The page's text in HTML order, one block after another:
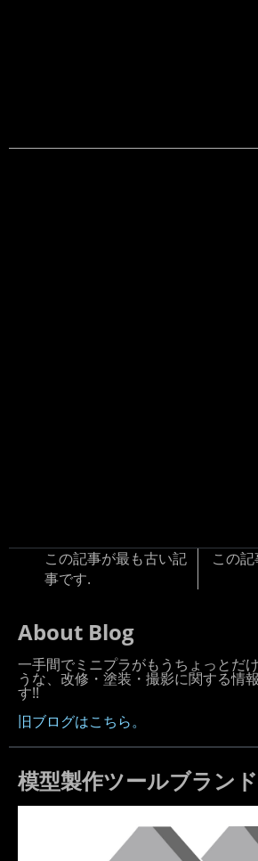
この記事が最も古い記
事です.
この
About Blog
一手間でミニプラがもうちょっとだ
うな、改修・塗装・撮影に関する情
す!!
旧ブログはこちら。
模型製作ツールブランド